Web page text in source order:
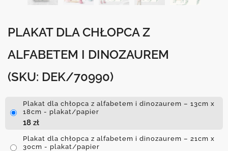
PLAKAT DLA CHŁOPCA Z
ALFABETEM I DINOZAUREM
(SKU: DEK/70990)
Plakat dla chłopca z alfabetem i dinozaurem – 13cm x
18cm - plakat/papier
18 zł
Plakat dla chłopca z alfabetem i dinozaurem – 21cm x
30cm - plakat/papier